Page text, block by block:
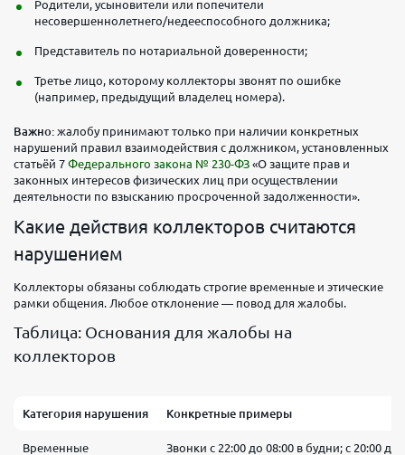
Родители, усыновители или попечители
несовершеннолетнего/недееспособного должника;
Представитель по нотариальной доверенности;
Третье лицо, которому коллекторы звонят по ошибке
(например, предыдущий владелец номера).
Важно: жалобу принимают только при наличии конкретных
нарушений правил взаимодействия с должником, установленных
статьёй 7 Федерального закона № 230-ФЗ «О защите прав и
законных интересов физических лиц при осуществлении
деятельности по взысканию просроченной задолженности».
Какие действия коллекторов считаются
нарушением
Коллекторы обязаны соблюдать строгие временные и этические
рамки общения. Любое отклонение — повод для жалобы.
Таблица: Основания для жалобы на
коллекторов
Категория нарушения Конкретные примеры
Временные
Звонки с 22:00 до 08:00 в будни; с 20:00